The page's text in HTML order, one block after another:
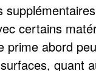
certains
prime abord
quant